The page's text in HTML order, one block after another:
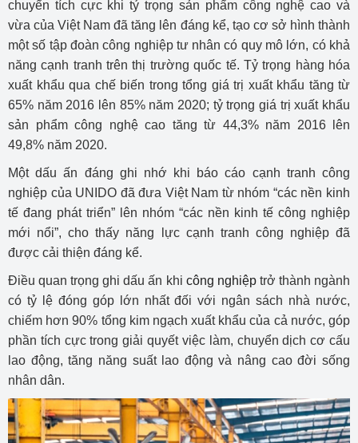
chuyển tích cực khi tỷ trọng sản phẩm công nghệ cao và
vừa của Việt Nam đã tăng lên đáng kể, tạo cơ sở hình thành
một số tập đoàn công nghiệp tư nhân có quy mô lớn, có khả
năng cạnh tranh trên thị trường quốc tế. Tỷ trọng hàng hóa
xuất khẩu qua chế biến trong tổng giá trị xuất khẩu tăng từ
65% năm 2016 lên 85% năm 2020; tỷ trọng giá trị xuất khẩu
sản phẩm công nghệ cao tăng từ 44,3% năm 2016 lên
49,8% năm 2020.
Một dấu ấn đáng ghi nhớ khi báo cáo cạnh tranh công
nghiệp của UNIDO đã đưa Việt Nam từ nhóm “các nền kinh
tế đang phát triển” lên nhóm “các nền kinh tế công nghiệp
mới nổi”, cho thấy năng lực cạnh tranh công nghiệp đã
được cải thiện đáng kể.
Điều quan trọng ghi dấu ấn khi công nghiệptrở thành ngành
có tỷ lệ đóng góp lớn nhất đối với ngân sách nhà nước,
chiếm hơn 90% tổng kim ngạch xuất khẩu của cả nước, góp
phần tích cực trong giải quyết việc làm, chuyển dịch cơ cấu
lao động, tăng năng suất lao động và nâng cao đời sống
nhân dân.